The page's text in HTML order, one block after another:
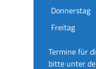
Donnerstag
Freitag
Termine für
bitte unter